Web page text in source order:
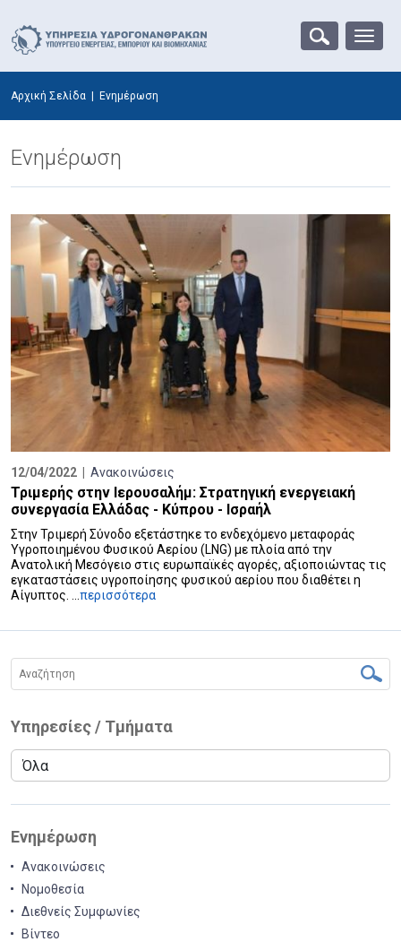
Αρχική Σελίδα Ενημέρωση
Ενημέρωση
12/04/2022 | Ανακοινώσεις
Τριμερής στην Ιερουσαλήμ: Στρατηγική ενεργειακή
συνεργασία Ελλάδας - Κύπρου - Ισραήλ
Στην Τριμερή Σύνοδο εξετάστηκε το ενδεχόμενο μεταφοράς
Υγροποιημένου Φυσικού Αερίου (LNG) με πλοία από την
Ανατολική Μεσόγειο στις ευρωπαϊκές αγορές, αξιοποιώντας τις
εγκαταστάσεις υγροποίησης φυσικού αερίου που διαθέτει η
Αίγυπτος. ... περισσότερα
Υπηρεσίες / Τμήματα
Ενημέρωση
Ανακοινώσεις
Νομοθεσία
Διεθνείς Συμφωνίες
Βίντεο